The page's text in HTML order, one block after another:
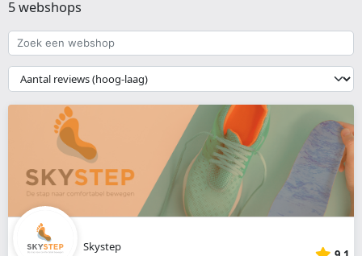
5 webshops
Zoek
een
webshop
{{
__('Sort')
}}
Skystep